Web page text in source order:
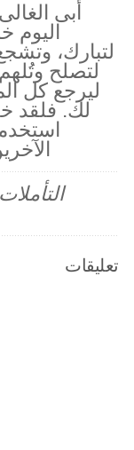
أبى
اليوم
لتبارك،
لتصلح
ليرجع كل
لك. فلقد
تعليقات